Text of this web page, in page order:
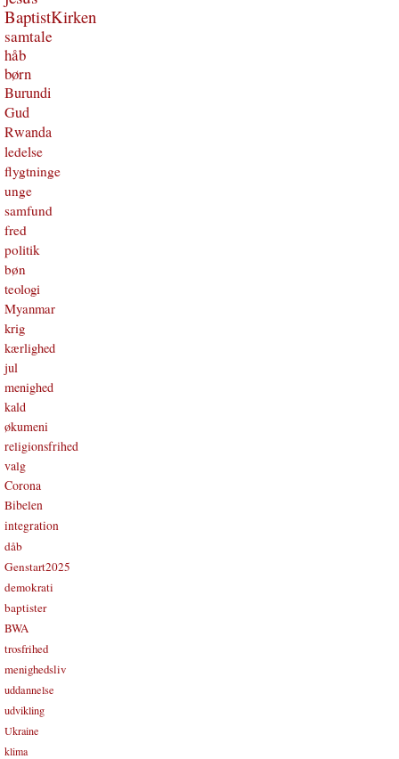
BaptistKirken
samtale
håb
børn
Burundi
Gud
Rwanda
ledelse
flygtninge
unge
samfund
fred
politik
bøn
teologi
Myanmar
krig
kærlighed
jul
menighed
kald
økumeni
religionsfrihed
valg
Corona
Bibelen
integration
dåb
Genstart2025
demokrati
baptister
BWA
trosfrihed
menighedsliv
uddannelse
udvikling
Ukraine
klima